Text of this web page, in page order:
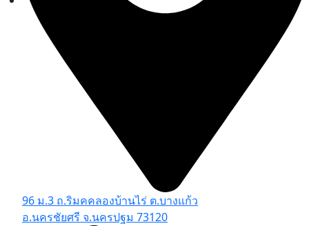
96 ม.3 ถ.ริมคคลองบ้านไร่ ต.บางแก้ว
อ.นครชัยศรี จ.นครปฐม 73120